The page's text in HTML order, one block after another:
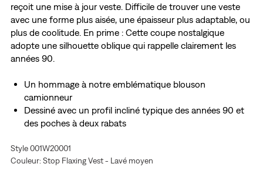
reçoit une mise à jour veste. Difficile de trouver une veste
avec une forme plus aisée, une épaisseur plus adaptable, ou
plus de coolitude. En prime : Cette coupe nostalgique
adopte une silhouette oblique qui rappelle clairement les
années 90.
Un hommage à notre emblématique blouson
camionneur
Dessiné avec un profil incliné typique des années 90 et
des poches à deux rabats
Une toile vierge pour l’expression de soi qui peut se
transmettre de génération en génération
Style 001W20001
Couleur: Stop Flaxing Vest - Lavé moyen